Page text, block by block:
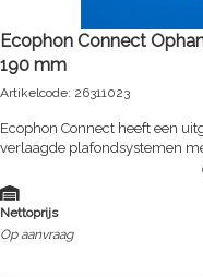
Ecophon Connect
190 mm
Artikelcode: 26311023
Ecophon Connect heeft een
verlaagde plafondsystemen
hoofdproducten.Door het
dezelfde leverancier bent u
afgestemd.Gegalvaniseerd staal,
mm voor directe montage van
T20. Ontwerp belasting 233N.
Nettoprijs
Op aanvraag